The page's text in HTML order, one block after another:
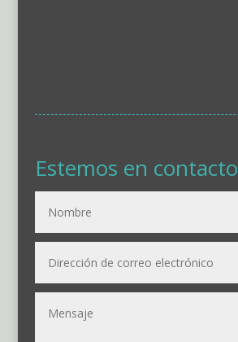
Estemos en contacto